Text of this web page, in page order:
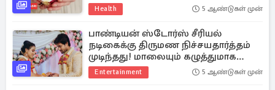
Health 5 ஆண்டுகள் முன்
பாண்டியன் ஸ்டோர்ஸ் சீரியல்
நடிகைக்கு திருமண நிச்சயதார்த்தம்
முடிந்தது! மாலையும் கழுத்துமாக
தம்பதியின் அழகிய புகைப்படங்கள்
Entertainment 5 ஆண்டுகள் முன்